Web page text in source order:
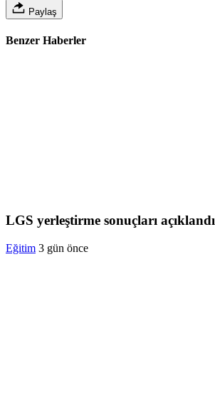
Paylaş
Benzer Haberler
LGS yerleştirme sonuçları açıklandı
Eğitim 3 gün önce